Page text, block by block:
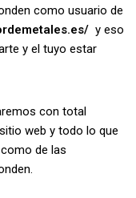
como usuario de
y eso
y el tuyo estar
con total
web y todo lo que
de las